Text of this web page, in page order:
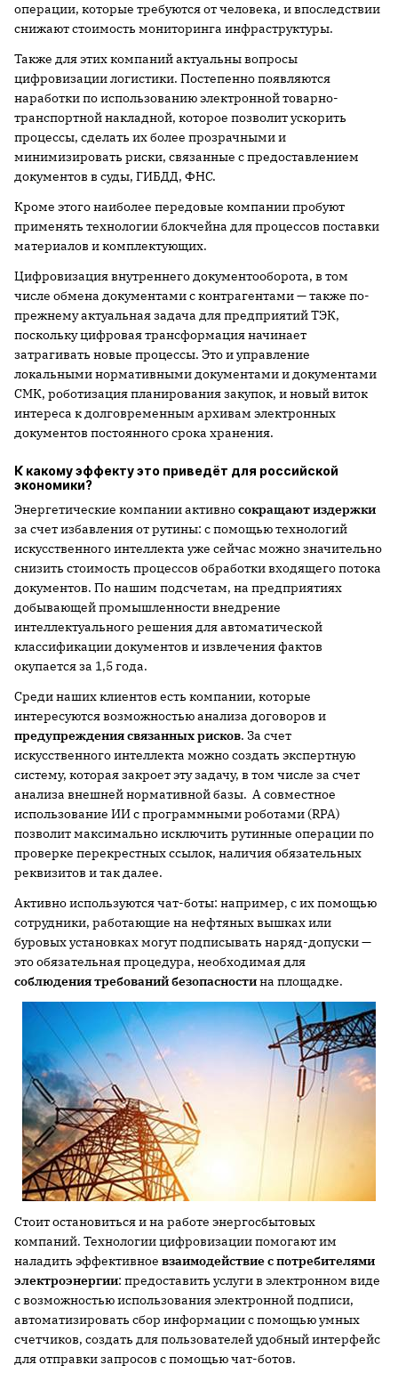
операции, которые требуются от человека, и впоследствии
снижают стоимость мониторинга инфраструктуры.
Также для этих компаний актуальны вопросы
цифровизации логистики. Постепенно появляются
наработки по использованию электронной товарно-
транспортной накладной, которое позволит ускорить
процессы, сделать их более прозрачными и
минимизировать риски, связанные с предоставлением
документов в суды, ГИБДД, ФНС.
Кроме этого наиболее передовые компании пробуют
применять технологии блокчейна для процессов поставки
материалов и комплектующих.
Цифровизация внутреннего документооборота, в том
числе обмена документами с контрагентами — также по-
прежнему актуальная задача для предприятий ТЭК,
поскольку цифровая трансформация начинает
затрагивать новые процессы. Это и управление
локальными нормативными документами и документами
СМК, роботизация планирования закупок, и новый виток
интереса к долговременным архивам электронных
документов постоянного срока хранения.
К какому эффекту это приведёт для российской
экономики?
Энергетические компании активносокращают издержки
за счет избавления от рутины: с помощью технологий
искусственного интеллекта уже сейчас можно значительно
снизить стоимость процессов обработки входящего потока
документов. По нашим подсчетам, на предприятиях
добывающей промышленности внедрение
интеллектуального решения для автоматической
классификации документов и извлечения фактов
окупается за 1,5 года.
Среди наших клиентов есть компании, которые
интересуются возможностью анализа договоров и
предупреждения связанных рисков. За счет
искусственного интеллекта можно создать экспертную
систему, которая закроет эту задачу, в том числе за счет
анализа внешней нормативной базы. А совместное
использование ИИ с программными роботами (RPA)
позволит максимально исключить рутинные операции по
проверке перекрестных ссылок, наличия обязательных
реквизитов и так далее.
Активно используются чат-боты: например, с их помощью
сотрудники, работающие на нефтяных вышках или
буровых установках могут подписывать наряд-допуски —
это обязательная процедура, необходимая для
соблюдения требований безопасностина площадке.
Стоит остановиться и на работе энергосбытовых
компаний. Технологии цифровизации помогают им
наладить эффективное взаимодействие с потребителями
электроэнергии: предоставить услуги в электронном виде
с возможностью использования электронной подписи,
автоматизировать сбор информации с помощью умных
счетчиков, создать для пользователей удобный интерфейс
для отправки запросов с помощью чат-ботов.